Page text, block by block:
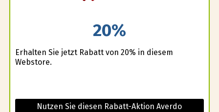
20%
Erhalten Sie jetzt Rabatt von 20% in diesem
Webstore.
Nutzen Sie diesen Rabatt-Aktion Averdo